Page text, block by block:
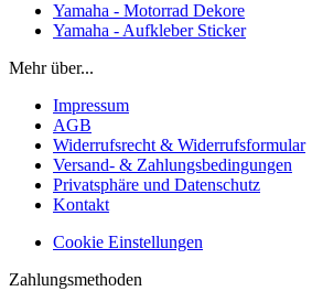
Yamaha - Motorrad Dekore
Yamaha - Aufkleber Sticker
Mehr über...
Impressum
AGB
Widerrufsrecht & Widerrufsformular
Versand- & Zahlungsbedingungen
Privatsphäre und Datenschutz
Kontakt
Cookie Einstellungen
Zahlungsmethoden